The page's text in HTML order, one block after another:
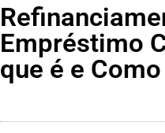
Empréstimo
que é e